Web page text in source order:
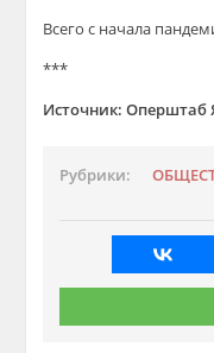
Всего с начала
***
Источник: Оперштаб
Рубрики: